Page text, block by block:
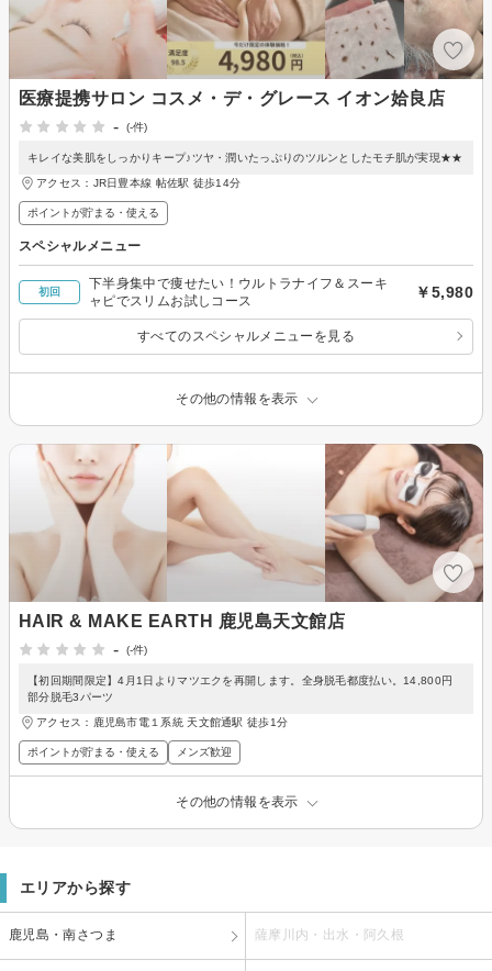
医療提携サロン コスメ・デ・グレース イオン姶良店
-
(-件)
キレイな美肌をしっかりキープ♪ツヤ・潤いたっぷりのツルンとしたモチ肌が実現★★
アクセス：JR日豊本線 帖佐駅 徒歩14分
ポイントが貯まる・使える
スペシャルメニュー
初回
下半身集中で痩せたい！ウルトラナイフ＆スーキ
ャピでスリムお試しコース
￥5,980
すべてのスペシャルメニューを見る
その他の情報を表示
HAIR & MAKE EARTH 鹿児島天文館店
-
(-件)
【初回期間限定】4月1日よりマツエクを再開します。全身脱毛都度払い。14,800円
部分脱毛3パーツ
アクセス：鹿児島市電１系統 天文館通駅 徒歩1分
ポイントが貯まる・使える メンズ歓迎
その他の情報を表示
エリアから探す
鹿児島・南さつま 薩摩川内・出水・阿久根